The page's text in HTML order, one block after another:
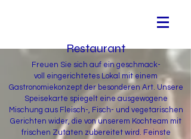
Restaurant
Freuen Sie sich auf ein geschmack-
voll eingerichtetes Lokal mit einem
Gastronomiekonzept der besonderen Art. Unsere
Speisekarte spiegelt eine ausgewogene
Mischung aus Fleisch-, Fisch- und vegetarischen
Gerichten wider, die von unserem Kochteam mit
frischen Zutaten zubereitet wird. Feinste